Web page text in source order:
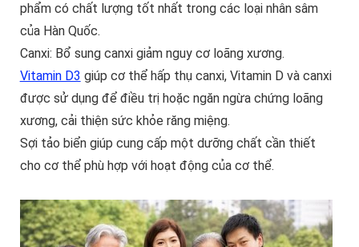
phẩm có chất lượng tốt nhất trong các loại nhân sâm
của Hàn Quốc.
Canxi: Bổ sung canxi giảm nguy cơ loãng xương.
Vitamin D3 giúp cơ thể hấp thụ canxi, Vitamin D và canxi
được sử dụng để điều trị hoặc ngăn ngừa chứng loãng
xương, cải thiện sức khỏe răng miệng.
Sợi tảo biển giúp cung cấp một dưỡng chất cần thiết
cho cơ thể phù hợp với hoạt động của cơ thể.